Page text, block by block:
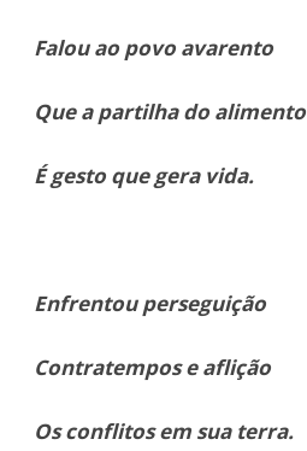
Falou ao povo avarento
Que a partilha do alimento
É gesto que gera vida.
Enfrentou perseguição
Contratempos e aflição
Os conflitos em sua terra.